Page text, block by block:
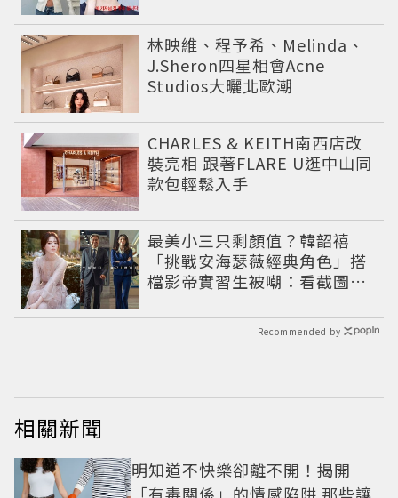
林映維、程予希、Melinda、
J.Sheron四星相會Acne
Studios大曬北歐潮
CHARLES & KEITH南西店改
裝亮相 跟著FLARE U逛中山同
款包輕鬆入手
最美小三只剩顏值？韓韶禧
「挑戰安海瑟薇經典角色」搭
檔影帝實習生被嘲：看截圖就
Recommended by
相關新聞
明知道不快樂卻離不開！揭開